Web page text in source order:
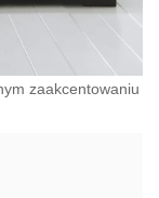
zaakcentowaniu